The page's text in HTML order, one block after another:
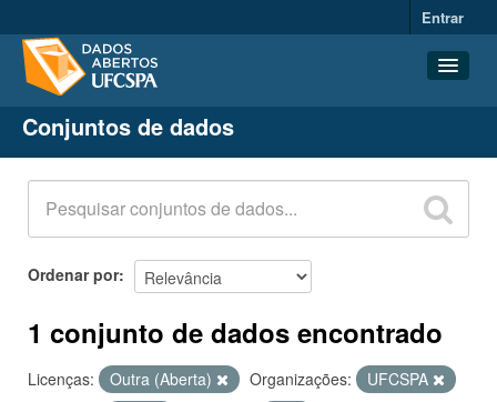
Entrar
Conjuntos de dados
Organizações
Grupos
Sobre
Conjuntos de dados
Ordenar por
1 conjunto de dados encontrado
Licenças: Outra (Aberta) Organizações:
UFCSPA